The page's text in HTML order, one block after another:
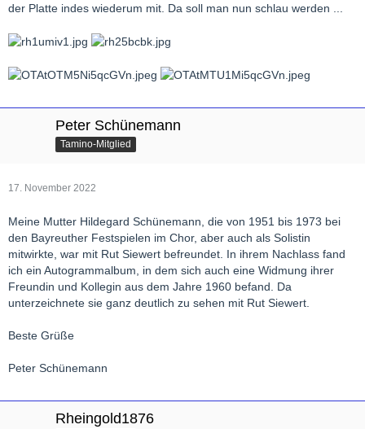
der Platte indes wiederum mit. Da soll man nun schlau werden ...
Peter Schünemann
Tamino-Mitglied
17. November 2022
Meine Mutter Hildegard Schünemann, die von 1951 bis 1973 bei
den Bayreuther Festspielen im Chor, aber auch als Solistin
mitwirkte, war mit Rut Siewert befreundet. In ihrem Nachlass fand
ich ein Autogrammalbum, in dem sich auch eine Widmung ihrer
Freundin und Kollegin aus dem Jahre 1960 befand. Da
unterzeichnete sie ganz deutlich zu sehen mit Rut Siewert.
Beste Grüße
Peter Schünemann
Rheingold1876